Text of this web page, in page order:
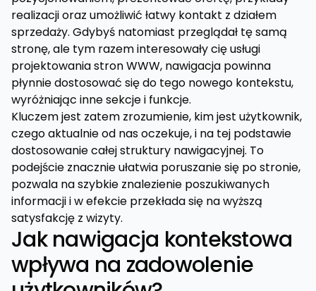
realizacji oraz umożliwić łatwy kontakt z działem
sprzedaży. Gdybyś natomiast przeglądał tę samą
stronę, ale tym razem interesowały cię usługi
projektowania stron WWW, nawigacja powinna
płynnie dostosować się do tego nowego kontekstu,
wyróżniając inne sekcje i funkcje.
Kluczem jest zatem zrozumienie, kim jest użytkownik,
czego aktualnie od nas oczekuje, i na tej podstawie
dostosowanie całej struktury nawigacyjnej. To
podejście znacznie ułatwia poruszanie się po stronie,
pozwala na szybkie znalezienie poszukiwanych
informacji i w efekcie przekłada się na wyższą
satysfakcję z wizyty.
Jak nawigacja kontekstowa
wpływa na zadowolenie